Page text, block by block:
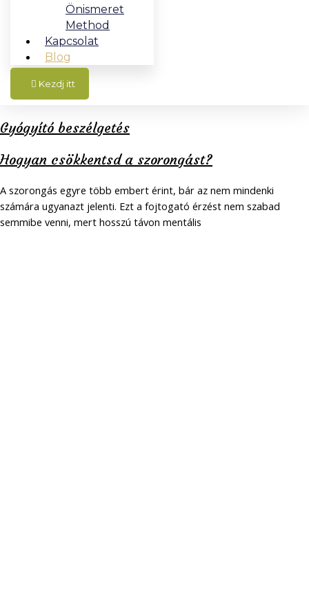
Önismeret
Method
Kapcsolat
Blog
Kezdj itt
Gyógyító beszélgetés
Hogyan csökkentsd a szorongást?
A szorongás egyre több embert érint, bár az nem mindenki
számára ugyanazt jelenti. Ezt a fojtogató érzést nem szabad
semmibe venni, mert hosszú távon mentális